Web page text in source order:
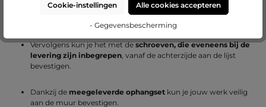
Vervolgens kun je het met deschroeven, die eveneens bij de
levering zijn inbegrepen, vanaf de achterzijde aan de lijst
bevestigen.
Dankzij de meegeleverde ophangsetkun je jouw werk veilig
aan de muur bevestigen.
Cookie-instellingen Alle cookies accepteren
- Gegevensbescherming